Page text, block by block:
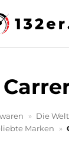
» Die
Marken
»